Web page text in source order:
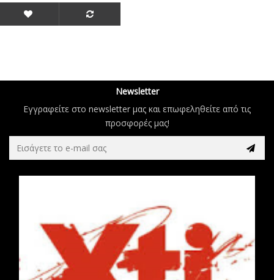
Newsletter
Εγγραφείτε στο newsletter μας και επωφεληθείτε από τις
προσφορές μας!